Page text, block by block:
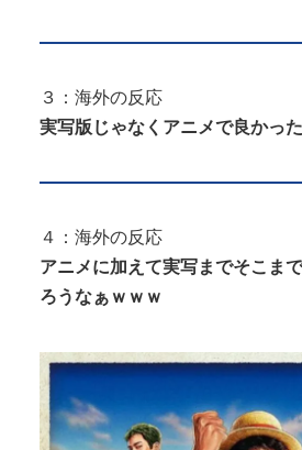
３：海外の反応
実写版じゃなくアニメで良かった
４：海外の反応
アニメに加えて実写までそこま
ろうなぁｗｗｗ